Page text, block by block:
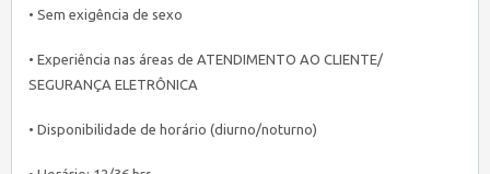
• Sem exigência de sexo
• Experiência nas áreas de ATENDIMENTO AO CLIENTE/
SEGURANÇA ELETRÔNICA
• Disponibilidade de horário (diurno/noturno)